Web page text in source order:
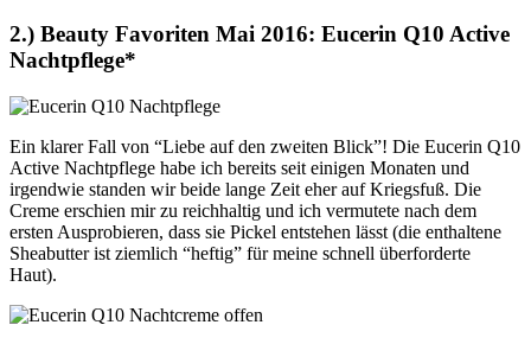
2.) Beauty Favoriten Mai 2016: Eucerin Q10 Active
Nachtpflege*
Ein klarer Fall von “Liebe auf den zweiten Blick”! Die Eucerin Q10
Active Nachtpflege habe ich bereits seit einigen Monaten und
irgendwie standen wir beide lange Zeit eher auf Kriegsfuß. Die
Creme erschien mir zu reichhaltig und ich vermutete nach dem
ersten Ausprobieren, dass sie Pickel entstehen lässt (die enthaltene
Sheabutter ist ziemlich “heftig” für meine schnell überforderte
Haut).